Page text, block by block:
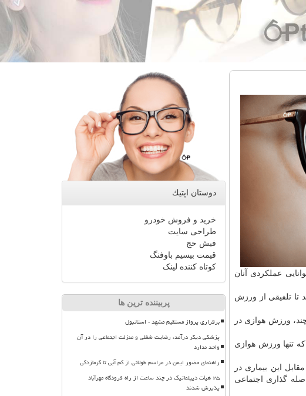
و توانایی عملکردی آنان
تا تلفیقی از ورزش
هرچند، ورزش هوازی در
تنها ورزش هوازی
حساس تر این افراد در مقابل این بیماری در
گذاری اجتماعی
دوستان اپتیك
خرید و فروش خودرو
طراحی سایت
فیش حج
قیمت بیسیم باوفنگ
کوتاه کننده لینک
پربیننده ترین ها
برقراری پرواز مستقیم مشهد - استانبول
پزشکی دیگر درآمد، رضایت شغلی و منزلت اجتماعی را در آن
واحد ندارد
راهنمای حضور ایمن در مراسم طولانی از کم آبی تا گرمازدگی
۲۵ هیأت دیپلماتیک در چند ساعت از راه فرودگاه مهرآباد
پذیرش شدند